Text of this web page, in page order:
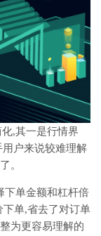
,其一是行情界
户来说较难理解
。
下单金额和杠杆倍
单,省去了对订单
为更容易理解的